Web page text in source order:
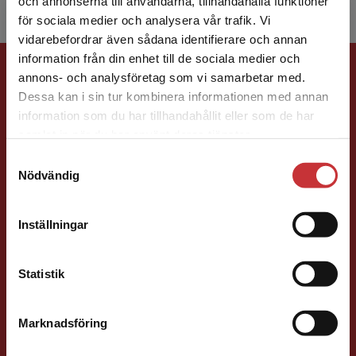
för sociala medier och analysera vår trafik. Vi
vidarebefordrar även sådana identifierare och annan
information från din enhet till de sociala medier och
annons- och analysföretag som vi samarbetar med.
Dessa kan i sin tur kombinera informationen med annan
information som du har tillhandahållit eller som de har
Nödvändig
Inställningar
Statistik
Marknadsföring
Begränsad fraktregion
Det verkar som att du besöker
studentlitteratur.se via en enhet utanför Sverige.
Vi erbjuder inte leveranser utanför Sverige. För
att kunna slutföra ett köp måste
Förlagskontakt